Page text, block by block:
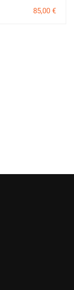
85,00 €